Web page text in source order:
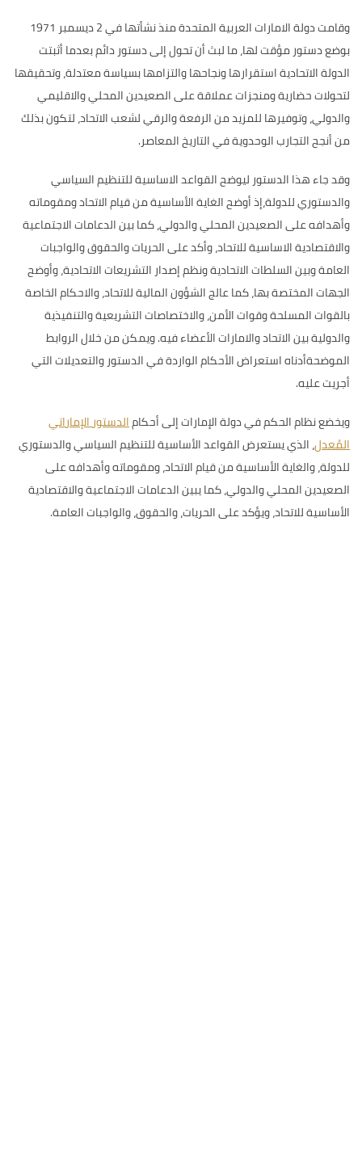
وقامت دولة الامارات العربية المتحدة منذ نشأتها في 2 ديسمبر 1971
بوضع دستور مؤقت لها، ما لبث أن تحول إلى دستور دائم بعدما أثبتت
الدولة الاتحادية استقرارها ونجاحها والتزامها بسياسة معتدلة، وتحقيقها
لتحولات حضارية ومنجزات عملاقة على الصعيدين المحلي والاقليمي
والدولي، وتوفيرها للمزيد من الرفعة والرقي لشعب الاتحاد، لتكون بذلك
من أنجح التجارب الوحدوية في التاريخ المعاصر.
وقد جاء هذا الدستور ليوضح القواعد الاساسية للتنظيم السياسي
والدستوري للدولة،إذ أوضح الغاية الأساسية من قيام الاتحاد ومقوماته
وأهدافه على الصعيدين المحلي والدولي، كما بين الدعامات الاجتماعية
والاقتصادية الاساسية للاتحاد، وأكد على الحريات والحقوق والواجبات
العامة وبين السلطات الاتحادية ونظم إصدار التشريعات الاتحادية، وأوضح
الجهات المختصة بها، كما عالج الشؤون المالية للاتحاد، والاحكام الخاصة
بالقوات المسلحة وقوات الأمن، والاختصاصات التشريعية والتنفيذية
والدولية بين الاتحاد والامارات الأعضاء فيه. ويمكن من خلال الروابط
الموضحةأدناه استعراض الأحكام الواردة في الدستور والتعديلات التي
أجريت عليه.
ويخضع نظام الحكم في دولة الإمارات إلى أحكامالدستور الإماراتي
المُعدل، الذي يستعرض القواعد الأساسية للتنظيم السياسي والدستوري
للدولة، والغاية الأساسية من قيام الاتحاد، ومقوماته وأهدافه على
الصعيدين المحلي والدولي، كما يبين الدعامات الاجتماعية والاقتصادية
الأساسية للاتحاد، ويؤكد على الحريات، والحقوق، والواجبات العامة.